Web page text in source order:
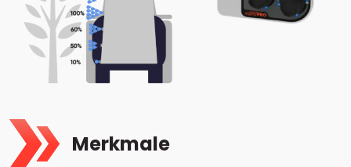
Merkmale